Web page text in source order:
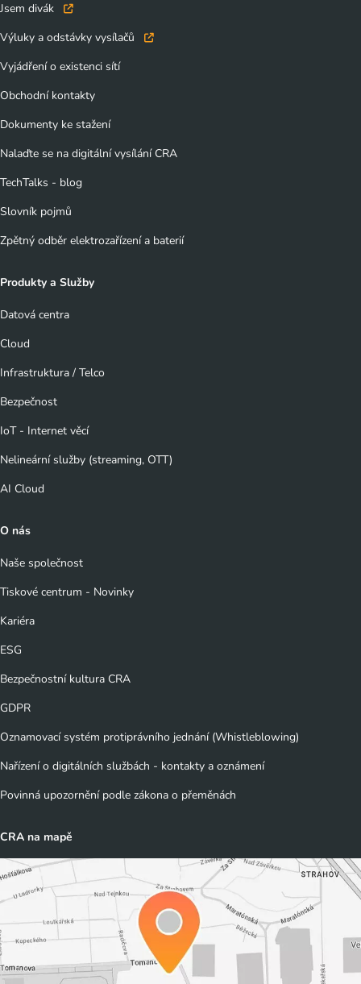
Jsem divák
Výluky a odstávky vysílačů
Vyjádření o existenci sítí
Obchodní kontakty
Dokumenty ke stažení
Nalaďte se na digitální vysílání CRA
TechTalks - blog
Slovník pojmů
Zpětný odběr elektrozařízení a baterií
Produkty a Služby
Datová centra
Cloud
Infrastruktura / Telco
Bezpečnost
IoT - Internet věcí
Nelineární služby (streaming, OTT)
AI Cloud
O nás
Naše společnost
Tiskové centrum - Novinky
Kariéra
ESG
Bezpečnostní kultura CRA
GDPR
Oznamovací systém protiprávního jednání (Whistleblowing)
Nařízení o digitálních službách - kontakty a oznámení
Povinná upozornění podle zákona o přeměnách
CRA na mapě